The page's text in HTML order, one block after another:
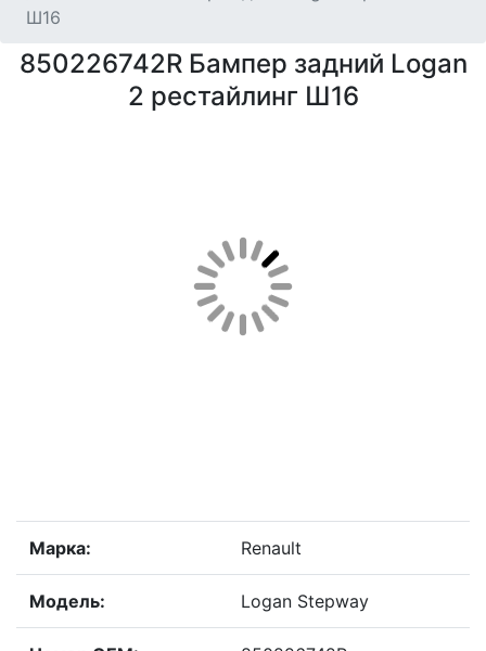
Ш16
850226742R Бампер задний Logan
2 рестайлинг Ш16
Марка: Renault
Модель: Logan Stepway